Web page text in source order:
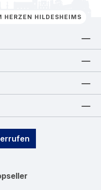
HERZEN HILDESHEIMS